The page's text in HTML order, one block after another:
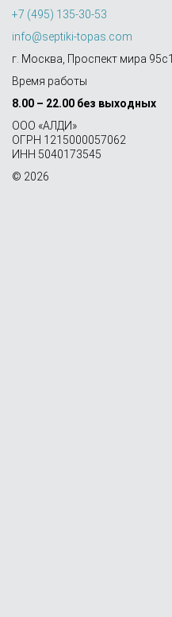
+7 (495) 135-30-53
info@septiki-topas.com
г. Москва, Проспект мира
Время работы
8.00 – 22.00 без выходных
OOO «АЛДИ»
ОГРН 1215000057062
ИНН 5040173545
© 2026